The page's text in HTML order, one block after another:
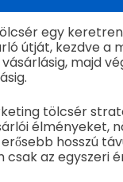
egy
útját, kezdve a
majd
tölcsér
élményeket,
hosszú
csak az egyszeri